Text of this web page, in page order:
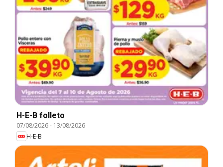
H-E-B folleto
07/08/2026- 13/08/2026
H-E-B